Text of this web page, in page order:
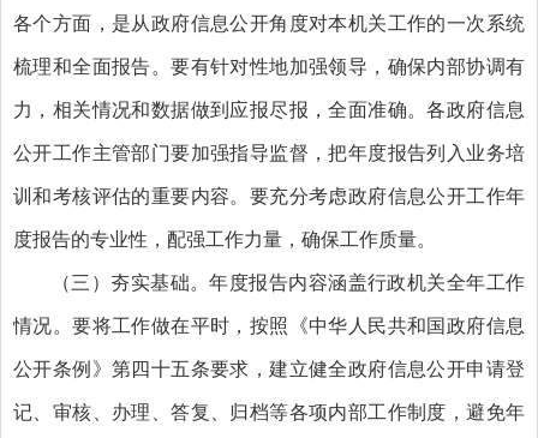
各个方面，是从政府信息公开角度对本机关工作的一次系统
梳理和全面报告。要有针对性地加强领导，确保内部协调有
力，相关情况和数据做到应报尽报，全面准确。各政府信息
公开工作主管部门要加强指导监督，把年度报告列入业务培
训和考核评估的重要内容。要充分考虑政府信息公开工作年
度报告的专业性，配强工作力量，确保工作质量。
（三）夯实基础。年度报告内容涵盖行政机关全年工作
情况。要将工作做在平时，按照《中华人民共和国政府信息
公开条例》第四十五条要求，建立健全政府信息公开申请登
记、审核、办理、答复、归档等各项内部工作制度，避免年